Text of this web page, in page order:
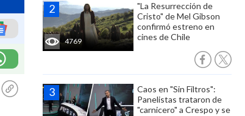
4769
"La Resurrección de
Cristo" de Mel Gibson
confirmó estreno en
cines de Chile
Caos en "Sin Filtros":
Panelistas trataron de
"carnicero" a Crespo y se